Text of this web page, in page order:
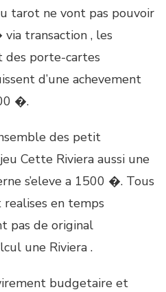
tarot ne vont pas pouvoir
transaction , les
des porte-cartes
d’une achevement
�.
des petit
Cette Riviera aussi une
s’eleve a 1500 �. Tous
en temps
pas de original
une Riviera .
budgetaire et